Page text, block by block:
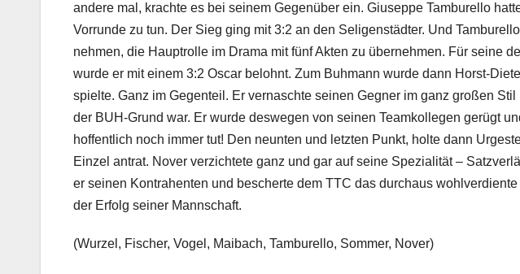
andere mal, krachte es bei seinem Gegenüber ein. Giuseppe Tamburello
Vorrunde zu tun. Der Sieg ging mit 3:2 an den Seligenstädter. Und
nehmen, die Hauptrolle im Drama mit fünf Akten zu übernehmen. Für seine
wurde er mit einem 3:2 Oscar belohnt. Zum Buhmann wurde dann Horst-
spielte. Ganz im Gegenteil. Er vernaschte seinen Gegner im ganz großen
der BUH-Grund war. Er wurde deswegen von seinen Teamkollegen gerügt
hoffentlich noch immer tut! Den neunten und letzten Punkt, holte dann
Einzel antrat. Nover verzichtete ganz und gar auf seine Spezialität –
er seinen Kontrahenten und bescherte dem TTC das durchaus wohlverdiente
der Erfolg seiner Mannschaft.
(Wurzel, Fischer, Vogel, Maibach, Tamburello, Sommer, Nover)